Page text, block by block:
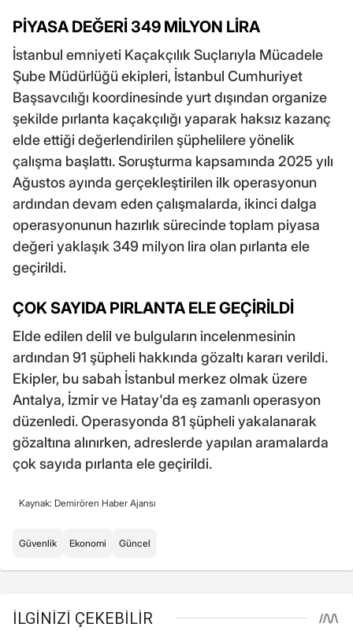
PİYASA DEĞERİ 349 MİLYON LİRA
İstanbul emniyeti Kaçakçılık Suçlarıyla Mücadele
Şube Müdürlüğü ekipleri, İstanbul Cumhuriyet
Başsavcılığı koordinesinde yurt dışından organize
şekilde pırlanta kaçakçılığı yaparak haksız kazanç
elde ettiği değerlendirilen şüphelilere yönelik
çalışma başlattı. Soruşturma kapsamında 2025 yılı
Ağustos ayında gerçekleştirilen ilk operasyonun
ardından devam eden çalışmalarda, ikinci dalga
operasyonunun hazırlık sürecinde toplam piyasa
değeri yaklaşık 349 milyon lira olan pırlanta ele
geçirildi.
ÇOK SAYIDA PIRLANTA ELE GEÇİRİLDİ
Elde edilen delil ve bulguların incelenmesinin
ardından 91 şüpheli hakkında gözaltı kararı verildi.
Ekipler, bu sabah İstanbul merkez olmak üzere
Antalya, İzmir ve Hatay'da eş zamanlı operasyon
düzenledi. Operasyonda 81 şüpheli yakalanarak
gözaltına alınırken, adreslerde yapılan aramalarda
çok sayıda pırlanta ele geçirildi.
Kaynak: Demirören Haber Ajansı
Güvenlik Ekonomi Güncel